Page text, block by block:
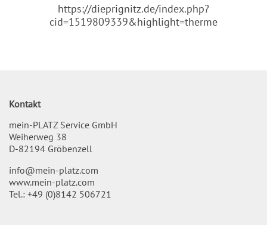
https://dieprignitz.de/index.php?
cid=1519809339&highlight=therme
Kontakt
mein-PLATZ Service GmbH
Weiherweg 38
D-82194 Gröbenzell
info@mein-platz.com
www.mein-platz.com
Tel.: +49 (0)8142 506721